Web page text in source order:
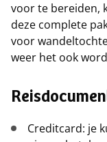
voor te bereiden,
deze complete
voor
weer het ook
Creditcard: je